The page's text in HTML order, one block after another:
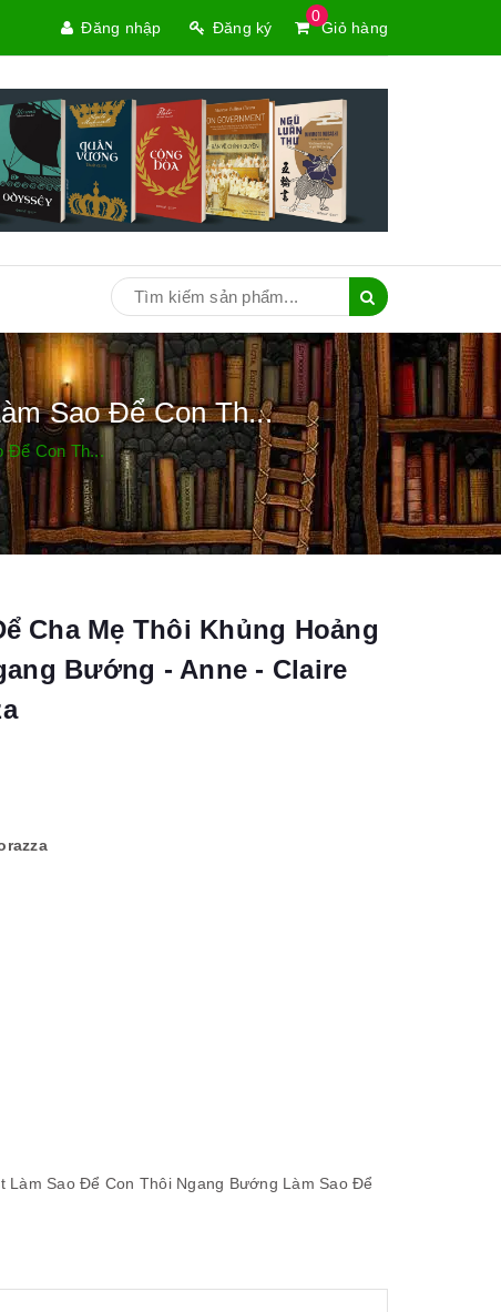
0
Giỏ hàng
Đăng nhập Đăng ký
Sao Để Con Th...
Để Con Th...
Cha Mẹ Thôi Khủng Hoảng
Bướng - Anne - Claire
Làm Sao Để Con Thôi Ngang Bướng Làm Sao Để